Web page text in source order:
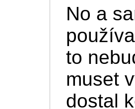
No a
to
muset
dostal